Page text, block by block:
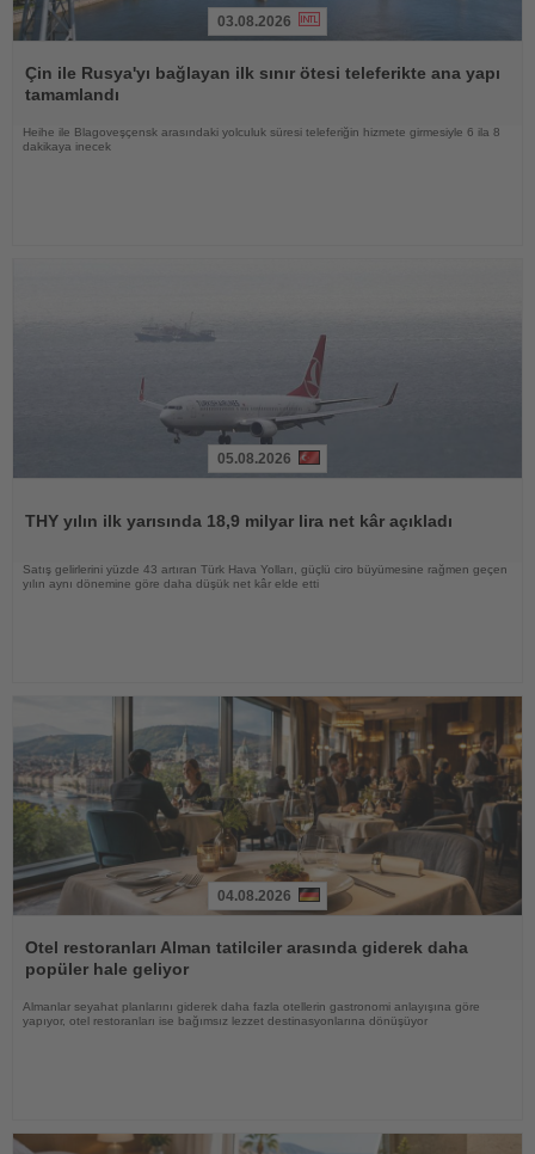
Oku
03.08.2026
Çin ile Rusya'yı bağlayan ilk sınır ötesi teleferikte ana yapı
tamamlandı
Heihe ile Blagoveşçensk arasındaki yolculuk süresi teleferiğin hizmete girmesiyle 6 ila 8
dakikaya inecek
05.08.2026
THY yılın ilk yarısında 18,9 milyar lira net kâr açıkladı
Satış gelirlerini yüzde 43 artıran Türk Hava Yolları, güçlü ciro büyümesine rağmen geçen
yılın aynı dönemine göre daha düşük net kâr elde etti
Oku
04.08.2026
Otel restoranları Alman tatilciler arasında giderek daha
popüler hale geliyor
Almanlar seyahat planlarını giderek daha fazla otellerin gastronomi anlayışına göre
yapıyor, otel restoranları ise bağımsız lezzet destinasyonlarına dönüşüyor